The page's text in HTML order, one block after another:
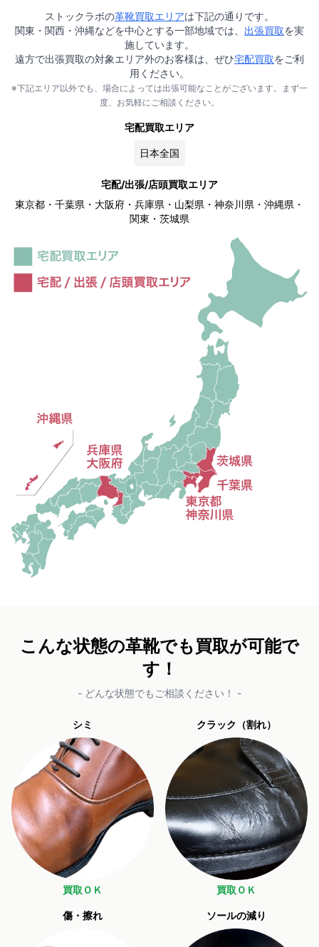
ストックラボの革靴買取エリアは下記の通りです。
関東・関西・沖縄などを中心とする一部地域では、 出張買取を実
施しています。
遠方で出張買取の対象エリア外のお客様は、ぜひ宅配買取をご利
用ください。
※下記エリア以外でも、場合によっては出張可能なことがございます。まず一
度、お気軽にご相談ください。
宅配買取エリア
日本全国
宅配/出張/店頭買取エリア
東京都・千葉県・大阪府・兵庫県・山梨県・神奈川県・沖縄県・
関東・茨城県
こんな状態の革靴でも買取が可能で
す！
- どんな状態でもご相談ください！ -
シミ
買取ＯＫ
クラック（割れ）
買取ＯＫ
傷・擦れ ソールの減り